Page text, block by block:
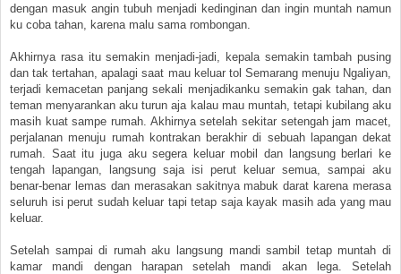
dengan masuk angin tubuh menjadi kedinginan dan ingin muntah namun
ku coba tahan, karena malu sama rombongan.
Akhirnya rasa itu semakin menjadi-jadi, kepala semakin tambah pusing
dan tak tertahan, apalagi saat mau keluar tol Semarang menuju Ngaliyan,
terjadi kemacetan panjang sekali menjadikanku semakin gak tahan, dan
teman menyarankan aku turun aja kalau mau muntah, tetapi kubilang aku
masih kuat sampe rumah. Akhirnya setelah sekitar setengah jam macet,
perjalanan menuju rumah kontrakan berakhir di sebuah lapangan dekat
rumah. Saat itu juga aku segera keluar mobil dan langsung berlari ke
tengah lapangan, langsung saja isi perut keluar semua, sampai aku
benar-benar lemas dan merasakan sakitnya mabuk darat karena merasa
seluruh isi perut sudah keluar tapi tetap saja kayak masih ada yang mau
keluar.
Setelah sampai di rumah aku langsung mandi sambil tetap muntah di
kamar mandi dengan harapan setelah mandi akan lega. Setelah